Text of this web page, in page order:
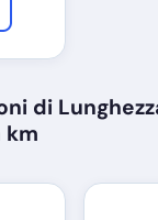
di
km